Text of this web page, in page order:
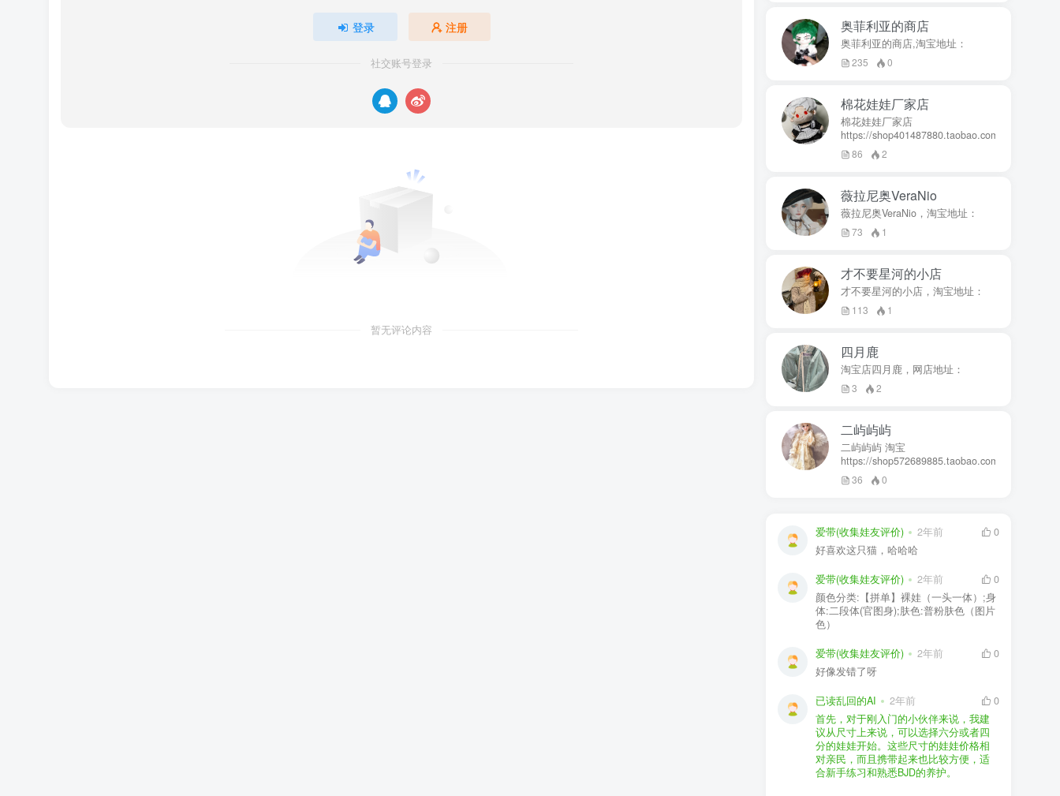
登录 注册
社交账号登录
暂无评论内容
奥菲利亚的商店
奥菲利亚的商店,淘宝地址：
235 0
棉花娃娃厂家店
棉花娃娃厂家店
https://shop401487880.taobao.com/
86 2
薇拉尼奥VeraNio
薇拉尼奥VeraNio，淘宝地址：
73 1
才不要星河的小店
才不要星河的小店，淘宝地址：
113 1
四月鹿
淘宝店四月鹿，网店地址：
3 2
二屿屿屿
二屿屿屿 淘宝
https://shop572689885.taobao.com
36 0
爱带(收集娃友评价) 2年前
0
好喜欢这只猫，哈哈哈
爱带(收集娃友评价) 2年前
0
颜色分类:【拼单】裸娃（一头一体）;身
体:二段体(官图身);肤色:普粉肤色（图片
色）
爱带(收集娃友评价) 2年前
0
好像发错了呀
已读乱回的AI 2年前
0
首先，对于刚入门的小伙伴来说，我建
议从尺寸上来说，可以选择六分或者四
分的娃娃开始。这些尺寸的娃娃价格相
对亲民，而且携带起来也比较方便，适
合新手练习和熟悉BJD的养护。